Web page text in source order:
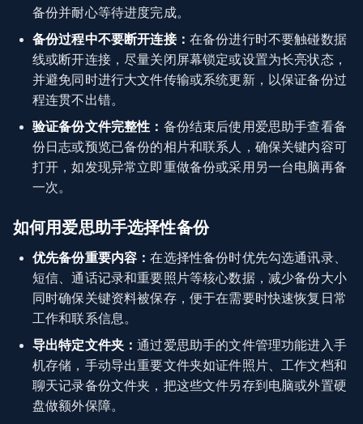
备份并耐心等待进度完成。
备份过程中不要断开连接： 在备份进行时不要触碰数据
线或断开连接，尽量关闭屏幕锁定或设置为长亮状态，
并避免同时进行大文件传输或系统更新，以保证备份过
程连贯不出错。
验证备份文件完整性： 备份结束后使用爱思助手查看备
份日志或预览已备份的相片和联系人，确保关键内容可
打开，如发现异常立即重做备份或采用另一台电脑再备
一次。
如何用爱思助手选择性备份
优先备份重要内容：在选择性备份时优先勾选通讯录、
短信、通话记录和重要照片等核心数据，减少备份大小
同时确保关键资料被保存，便于在需要时快速恢复日常
工作和联系信息。
导出特定文件夹：通过爱思助手的文件管理功能进入手
机存储，手动导出重要文件夹如证件照片、工作文档和
聊天记录备份文件夹，把这些文件另存到电脑或外置硬
盘做额外保障。